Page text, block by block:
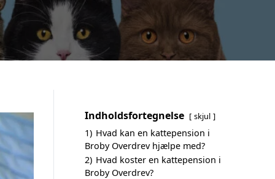
Indholdsfortegnelse skjul
1) Hvad kan en kattepension i
Broby Overdrev hjælpe med?
2) Hvad koster en kattepension i
Broby Overdrev?